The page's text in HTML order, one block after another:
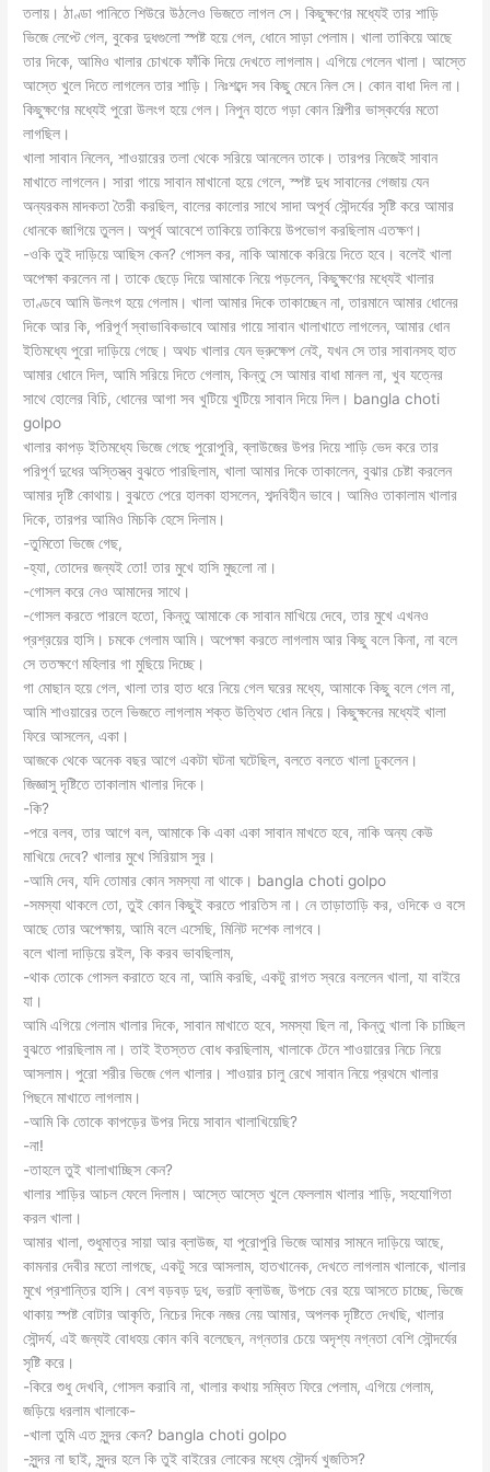
তলায়। ঠাণ্ডা পানিতে শিউরে উঠলেও ভিজতে লাগল সে। কিছুক্ষণের মধ্যেই তার শাড়ি
ভিজে লেপ্টে গেল, বুকের দুধগুলো স্পষ্ট হয়ে গেল, ধোনে সাড়া পেলাম। খালা তাকিয়ে আছে
তার দিকে, আমিও খালার চোখকে ফাঁকি দিয়ে দেখতে লাগলাম। এগিয়ে গেলেন খালা। আস্তে
আস্তে খুলে দিতে লাগলেন তার শাড়ি। নিঃশব্দে সব কিছু মেনে নিল সে। কোন বাধা দিল না।
কিছুক্ষণের মধ্যেই পুরো উলংগ হয়ে গেল। নিপুন হাতে গড়া কোন শিল্পীর ভাস্কর্যের মতো
লাগছিল।
খালা সাবান নিলেন, শাওয়ারের তলা থেকে সরিয়ে আনলেন তাকে। তারপর নিজেই সাবান
মাখাতে লাগলেন। সারা গায়ে সাবান মাখানো হয়ে গেলে, স্পষ্ট দুধ সাবানের গেজায় যেন
অন্যরকম মাদকতা তৈরী করছিল, বালের কালোর সাথে সাদা অপূর্ব সৌন্দর্যের সৃষ্টি করে আমার
ধোনকে জাগিয়ে তুলল। অপূর্ব আবেশে তাকিয়ে তাকিয়ে উপভোগ করছিলাম এতক্ষণ।
-ওকি তুই দাড়িয়ে আছিস কেন? গোসল কর, নাকি আমাকে করিয়ে দিতে হবে। বলেই খালা
অপেক্ষা করলেন না। তাকে ছেড়ে দিয়ে আমাকে নিয়ে পড়লেন, কিছুক্ষণের মধ্যেই খালার
তাণ্ডবে আমি উলংগ হয়ে গেলাম। খালা আমার দিকে তাকাচ্ছেন না, তারমানে আমার ধোনের
দিকে আর কি, পরিপূর্ণ স্বাভাবিকভাবে আমার গায়ে সাবান খালাখাতে লাগলেন, আমার ধোন
ইতিমধ্যে পুরো দাড়িয়ে গেছে। অথচ খালার যেন ভ্রুক্ষেপ নেই, যখন সে তার সাবানসহ হাত
আমার ধোনে দিল, আমি সরিয়ে দিতে গেলাম, কিন্তু সে আমার বাধা মানল না, খুব যত্নের
সাথে হোলের বিচি, ধোনের আগা সব খুটিয়ে খুটিয়ে সাবান দিয়ে দিল। bangla choti
golpo
খালার কাপড় ইতিমধ্যে ভিজে গেছে পুরোপুরি, ব্লাউজের উপর দিয়ে শাড়ি ভেদ করে তার
পরিপূর্ণ দুধের অস্তিস্ত্ব বুঝতে পারছিলাম, খালা আমার দিকে তাকালেন, বুঝার চেষ্টা করলেন
আমার দৃষ্টি কোথায়। বুঝতে পেরে হালকা হাসলেন, শব্দবিহীন ভাবে। আমিও তাকালাম খালার
দিকে, তারপর আমিও মিচকি হেসে দিলাম।
-তুমিতো ভিজে গেছ,
-হ্যা, তোদের জন্যই তো! তার মুখে হাসি মুছলো না।
-গোসল করে নেও আমাদের সাথে।
-গোসল করতে পারলে হতো, কিন্তু আমাকে কে সাবান মাখিয়ে দেবে, তার মুখে এখনও
প্রশ্রয়ের হাসি। চমকে গেলাম আমি। অপেক্ষা করতে লাগলাম আর কিছু বলে কিনা, না বলে
সে ততক্ষণে মহিলার গা মুছিয়ে দিচ্ছে।
গা মোছান হয়ে গেল, খালা তার হাত ধরে নিয়ে গেল ঘরের মধ্যে, আমাকে কিছু বলে গেল না,
আমি শাওয়ারের তলে ভিজতে লাগলাম শক্ত উত্থিত ধোন নিয়ে। কিছুক্ষনের মধ্যেই খালা
ফিরে আসলেন, একা।
আজকে থেকে অনেক বছর আগে একটা ঘটনা ঘটেছিল, বলতে বলতে খালা ঢুকলেন।
জিজ্ঞাসু দৃষ্টিতে তাকালাম খালার দিকে।
-কি?
-পরে বলব, তার আগে বল, আমাকে কি একা একা সাবান মাখতে হবে, নাকি অন্য কেউ
মাখিয়ে দেবে? খালার মুখে সিরিয়াস সুর।
-আমি দেব, যদি তোমার কোন সমস্যা না থাকে। bangla choti golpo
-সমস্যা থাকলে তো, তুই কোন কিছুই করতে পারতিস না। নে তাড়াতাড়ি কর, ওদিকে ও বসে
আছে তোর অপেক্ষায়, আমি বলে এসেছি, মিনিট দশেক লাগবে।
বলে খালা দাড়িয়ে রইল, কি করব ভাবছিলাম,
-থাক তোকে গোসল করাতে হবে না, আমি করছি, একটু রাগত স্বরে বললেন খালা, যা বাইরে
যা।
আমি এগিয়ে গেলাম খালার দিকে, সাবান মাখাতে হবে, সমস্যা ছিল না, কিন্তু খালা কি চাচ্ছিল
বুঝতে পারছিলাম না। তাই ইতস্তত বোধ করছিলাম, খালাকে টেনে শাওয়ারের নিচে নিয়ে
আসলাম। পুরো শরীর ভিজে গেল খালার। শাওয়ার চালু রেখে সাবান নিয়ে প্রথমে খালার
পিছনে মাখাতে লাগলাম।
-আমি কি তোকে কাপড়ের উপর দিয়ে সাবান খালাখিয়েছি?
-না!
-তাহলে তুই খালাখাচ্ছিস কেন?
খালার শাড়ির আচল ফেলে দিলাম। আস্তে আস্তে খুলে ফেললাম খালার শাড়ি, সহযোগিতা
করল খালা।
আমার খালা, শুধুমাত্র সায়া আর ব্লাউজ, যা পুরোপুরি ভিজে আমার সামনে দাড়িয়ে আছে,
কামনার দেবীর মতো লাগছে, একটু সরে আসলাম, হাতখানেক, দেখতে লাগলাম খালাকে, খালার
মুখে প্রশান্তির হাসি। বেশ বড়বড় দুধ, ভরাট ব্লাউজ, উপচে বের হয়ে আসতে চাচ্ছে, ভিজে
থাকায় স্পষ্ট বোটার আকৃতি, নিচের দিকে নজর নেয় আমার, অপলক দৃষ্টিতে দেখছি, খালার
সৌন্দর্য, এই জন্যই বোধহয় কোন কবি বলেছেন, নগ্নতার চেয়ে অদৃশ্য নগ্নতা বেশি সৌন্দর্যের
সৃষ্টি করে।
-কিরে শুধু দেখবি, গোসল করাবি না, খালার কথায় সম্বিত ফিরে পেলাম, এগিয়ে গেলাম,
জড়িয়ে ধরলাম খালাকে-
-খালা তুমি এত সুন্দর কেন? bangla choti golpo
-সুন্দর না ছাই, সুন্দর হলে কি তুই বাইরের লোকের মধ্যে সৌন্দর্য খুজতিস?